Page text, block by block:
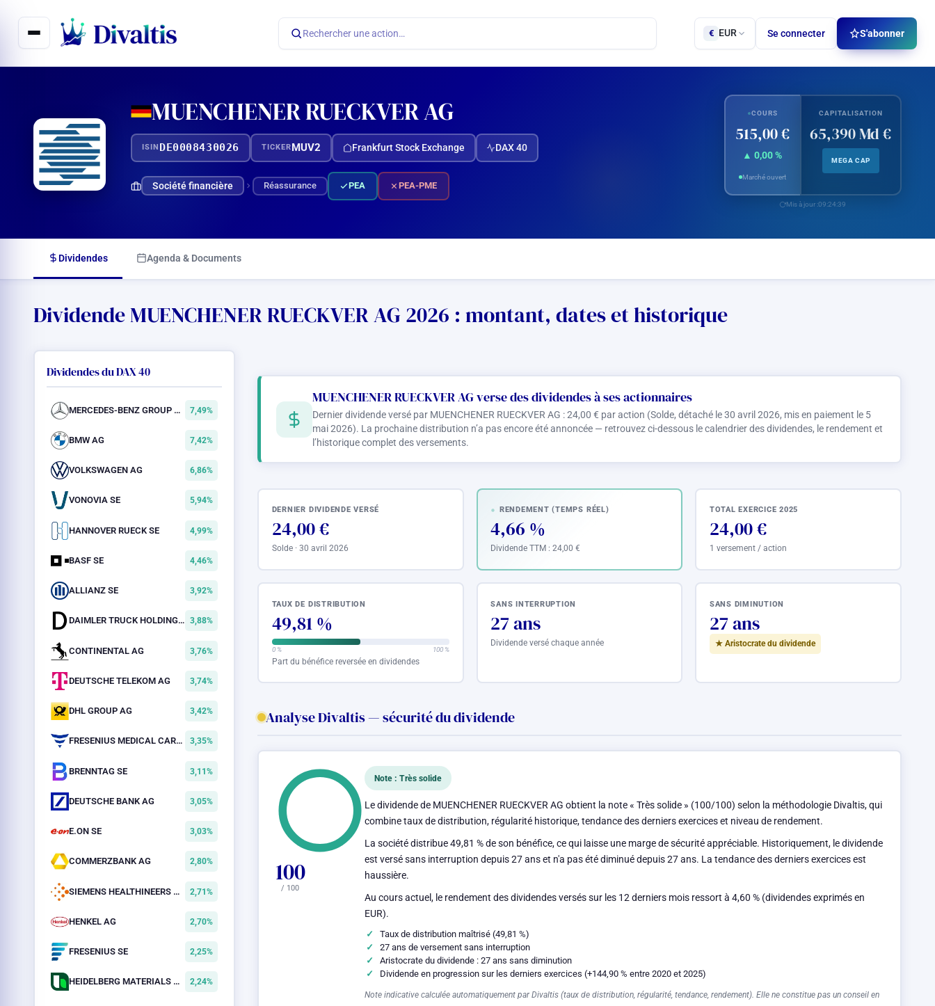
contenu
Rechercher une action… € EUR Se connecter S'abonner
MUENCHENER RUECKVER AG
ISIN DE0008430026 TICKER MUV2 Frankfurt Stock Exchange DAX 40
Société financière Réassurance PEA PEA-PME
COURS
515,00 €
▲ 0,00 %
Marché ouvert
CAPITALISATION
65,390 Md €
MEGA CAP
Mis à jour :09:24:39
Dividendes Agenda & Documents
Dividende MUENCHENER RUECKVER AG 2026 : montant, dates et historique
Dividendes du DAX 40
MERCEDES-BENZ GROUP AG 7,49%
BMW AG 7,42%
VOLKSWAGEN AG 6,86%
VONOVIA SE 5,94%
HANNOVER RUECK SE 4,99%
BASF SE 4,46%
ALLIANZ SE 3,92%
DAIMLER TRUCK HOLDING AG 3,88%
CONTINENTAL AG 3,76%
DEUTSCHE TELEKOM AG 3,74%
DHL GROUP AG 3,42%
FRESENIUS MEDICAL CARE AG 3,35%
BRENNTAG SE 3,11%
DEUTSCHE BANK AG 3,05%
E.ON SE 3,03%
COMMERZBANK AG 2,80%
SIEMENS HEALTHINEERS AG 2,71%
HENKEL AG 2,70%
FRESENIUS SE 2,25%
HEIDELBERG MATERIALS AG 2,24%
MUENCHENER RUECKVER AG verse des dividendes à ses actionnaires
Dernier dividende versé par MUENCHENER RUECKVER AG :24,00 € par action (Solde, détaché le 30 avril 2026, mis en paiement le 5
mai 2026). La prochaine distribution n’a pas encore été annoncée — retrouvez ci-dessous le calendrier des dividendes, le rendement et
l’historique complet des versements.
DERNIER DIVIDENDE VERSÉ
24,00 €
Solde · 30 avril 2026
RENDEMENT (TEMPS RÉEL)
4,66 %
Dividende TTM :24,00 €
TOTAL EXERCICE 2025
24,00 €
1 versement / action
TAUX DE DISTRIBUTION
49,81 %
0 % 100 %
Part du bénéfice reversée en dividendes
SANS INTERRUPTION
27 ans
Dividende versé chaque année
SANS DIMINUTION
27 ans
★ Aristocrate du dividende
Analyse Divaltis — sécurité du dividende
100
/ 100
Note : Très solide
Le dividende de MUENCHENER RUECKVER AG obtient la note « Très solide » (100/100) selon la méthodologie Divaltis, qui
combine taux de distribution, régularité historique, tendance des derniers exercices et niveau de rendement.
La société distribue 49,81 % de son bénéfice, ce qui laisse une marge de sécurité appréciable. Historiquement, le dividende
est versé sans interruption depuis 27 ans et n'a pas été diminué depuis 27 ans. La tendance des derniers exercices est
haussière.
Au cours actuel, le rendement des dividendes versés sur les 12 derniers mois ressort à 4,60 % (dividendes exprimés en
EUR).
Taux de distribution maîtrisé (49,81 %)
27 ans de versement sans interruption
Aristocrate du dividende : 27 ans sans diminution
Dividende en progression sur les derniers exercices (+144,90 % entre 2020 et 2025)
Note indicative calculée automatiquement par Divaltis (taux de distribution, régularité, tendance, rendement). Elle ne constitue pas un conseil en